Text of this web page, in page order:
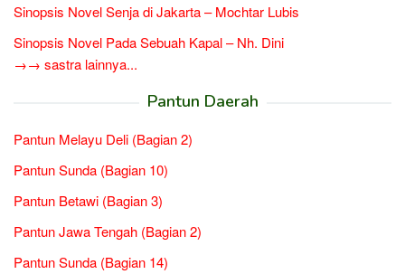
Sinopsis Novel Senja di Jakarta – Mochtar Lubis
Sinopsis Novel Pada Sebuah Kapal – Nh. Dini
→→ sastra lainnya...
Pantun Daerah
Pantun Melayu Deli (Bagian 2)
Pantun Sunda (Bagian 10)
Pantun Betawi (Bagian 3)
Pantun Jawa Tengah (Bagian 2)
Pantun Sunda (Bagian 14)